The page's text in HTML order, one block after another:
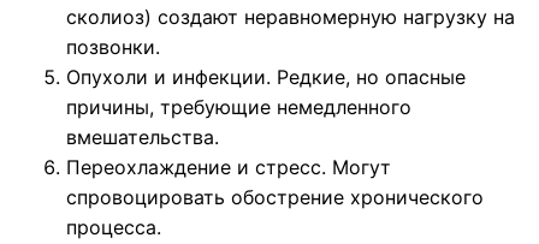
сколиоз) создают неравномерную нагрузку на
позвонки.
Опухоли и инфекции. Редкие, но опасные
причины, требующие немедленного
вмешательства.
Переохлаждение и стресс. Могут
спровоцировать обострение хронического
процесса.